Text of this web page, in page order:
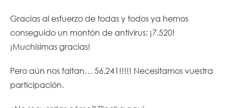
Gracias al esfuerzo de todas y todos ya hemos
conseguido un montón de antivirus: ¡7.520!
¡Muchísimas gracias!
Pero aún nos faltan… 56.241!!!!! Necesitamos vuestra
participación.